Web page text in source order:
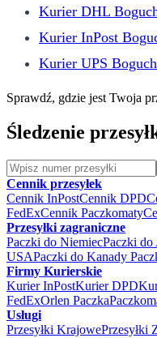
Kurier DHL
Kurier InPost
Kurier UPS
Sprawdź, gdzie jest Twoja
Śledzenie
Cennik przesyłek
Cennik InPostCennik DPD
FedExCennik Paczkomaty
Przesyłki zagraniczne
Paczki do NiemiecPaczki
USAPaczki do Kanady
Firmy Kurierskie
Kurier InPostKurier DPD
FedExOrlen Paczka
Usługi
Przesyłki KrajowePrzesyłki